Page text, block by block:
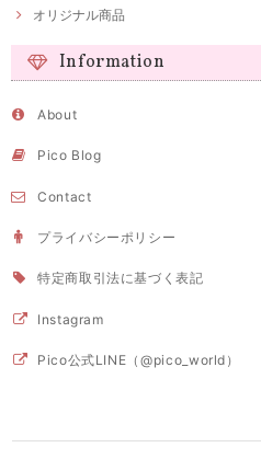
オリジナル商品
Information
About
Pico Blog
Contact
プライバシーポリシー
特定商取引法に基づく表記
Instagram
Pico公式LINE（@pico_world）